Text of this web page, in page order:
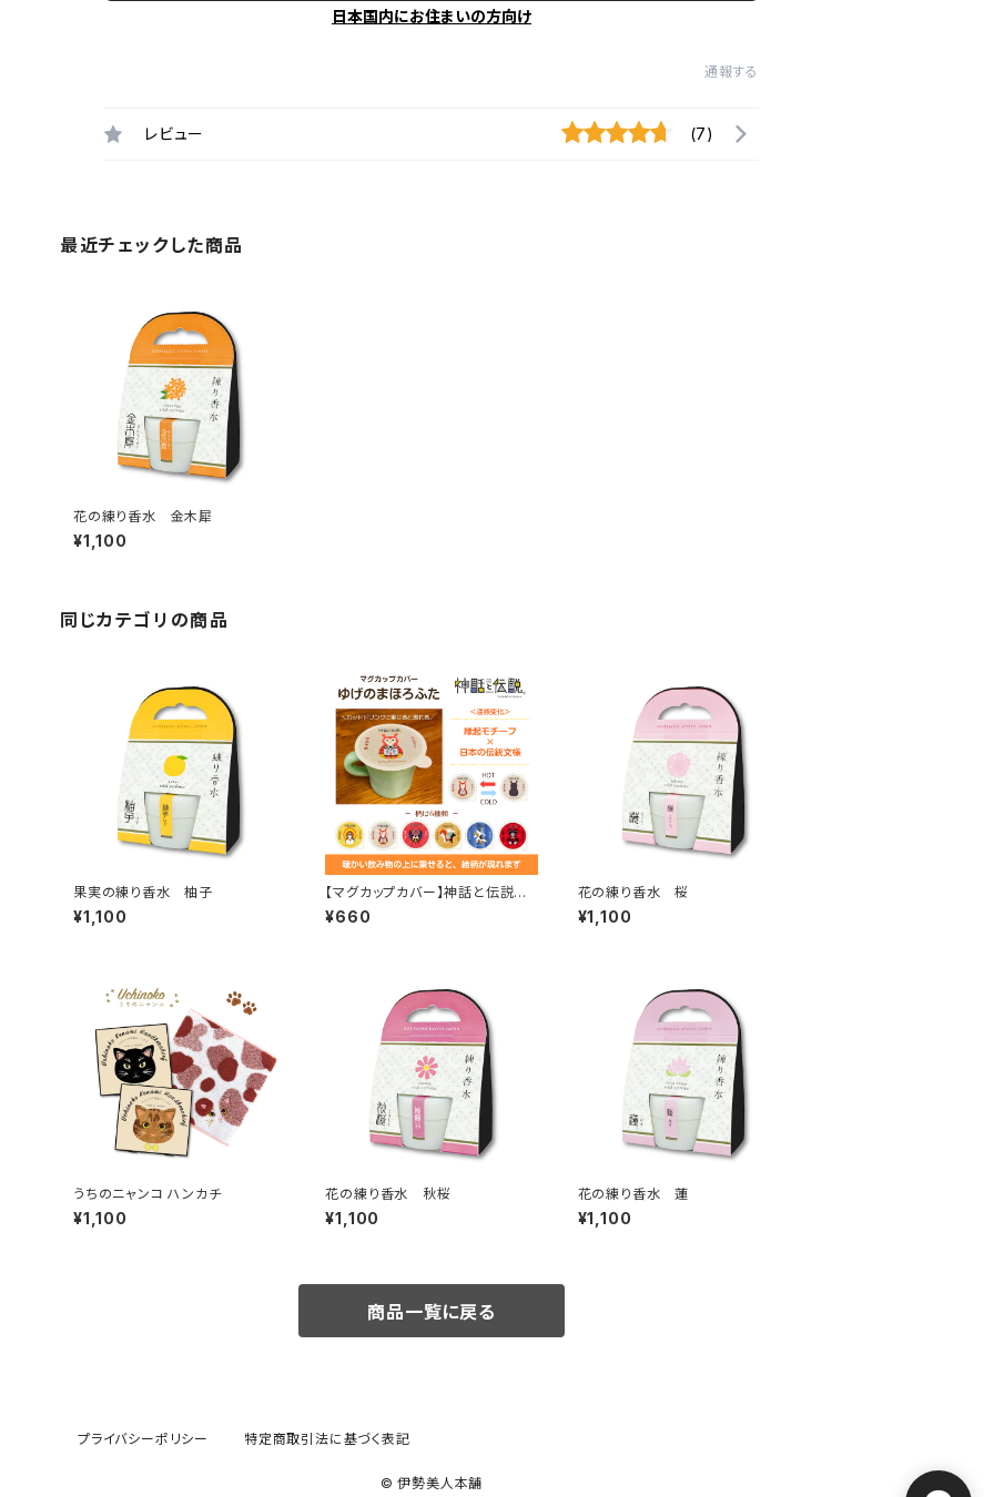
日本国内にお住まいの方向け
通報する
レビュー (7)
最近チェックした商品
花の練り香水 金木犀
¥1,100
同じカテゴリの商品
果実の練り香水 柚子
¥1,100
【マグカップカバー】神話と伝説®
ゆげのまほろふた
¥660
花の練り香水 桜
¥1,100
うちのニャンコ ハンカチ
¥1,100
花の練り香水 秋桜
¥1,100
花の練り香水 蓮
¥1,100
商品一覧に戻る
プライバシーポリシー 特定商取引法に基づく表記
© 伊勢美人本舗